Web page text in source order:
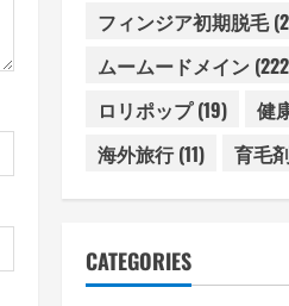
フィンジア初期脱毛
ムームードメイン
ロリポップ(19) 健
海外旅行(11) 育毛
CATEGORIES